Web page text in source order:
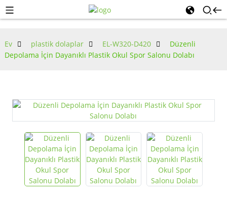
Ev plastik dolaplar EL-W320-D420
Düzenli
Depolama İçin Dayanıklı Plastik Okul Spor Salonu Dolabı